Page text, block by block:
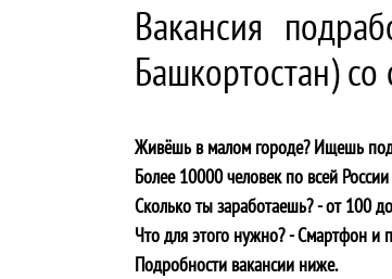
Вакансия
Башкортостан)
Живёшь в малом городе? Ищешь
Более 10000 человек по всей
Сколько ты заработаешь? - от 100
Что для этого нужно? - Cмартфон и
Подробности вакансии ниже.